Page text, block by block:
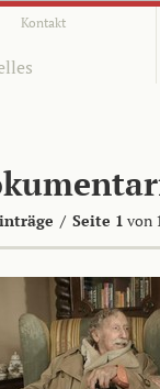
Kontakt
/ Seite 1 von